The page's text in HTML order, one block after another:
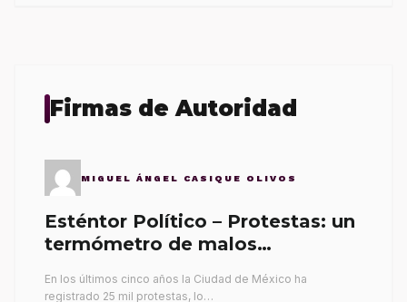
Firmas de Autoridad
MIGUEL ÁNGEL CASIQUE OLIVOS
Esténtor Político – Protestas: un
termómetro de malos
En los últimos cinco años la Ciudad de México ha
registrado 25 mil protestas, lo…